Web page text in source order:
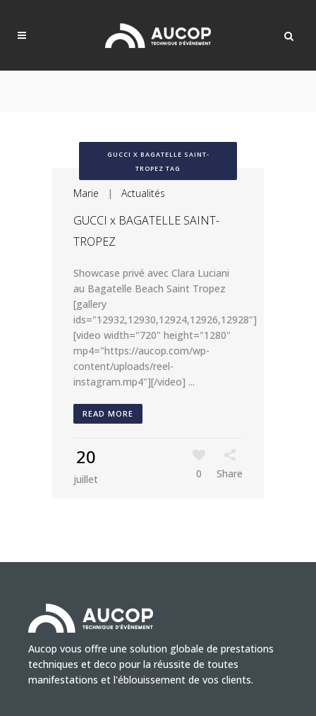
GUCCI X BAGATELLE SAINT-
TROPEZ TAG
Marie | Actualités
GUCCI x BAGATELLE SAINT-
TROPEZ
Showcase privé avec Clara Luciani
au Bagatelle Beach Saint Tropez
[gallery
ids="12932,12930,12924,12926,12928"]
[video width="720" height="1280"
mp4="https://aucop.com/wp-
content/uploads/reel-
instagram.mp4"][/video] ...
READ MORE
20
juillet 0 Share
Aucop vous offre une solution globale de prestations
techniques et deco pour la réussite de toutes
manifestations et l'éblouissement de vos clients.